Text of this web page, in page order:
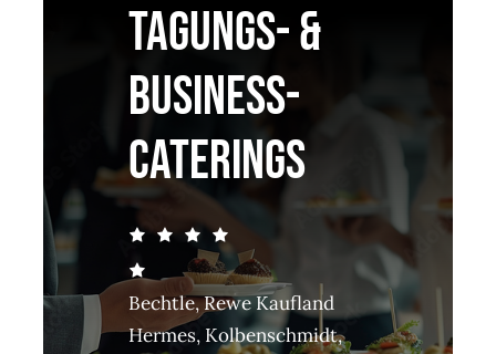
TAGUNGS- &
BUSINESS-
CATERINGS
Bechtle, Rewe Kaufland
Hermes, Kolbenschmidt,